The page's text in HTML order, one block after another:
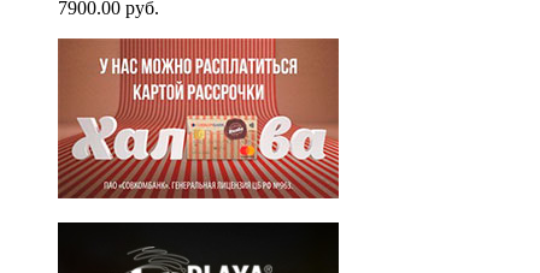
7900.00 руб.